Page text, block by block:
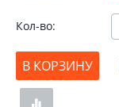
Кол-во:
В КОРЗИНУ